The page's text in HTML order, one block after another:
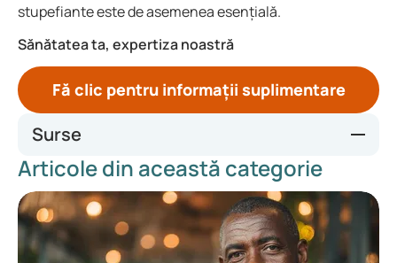
stupefiante este de asemenea esențială.
Sănătatea ta, expertiza noastră
Fă clic pentru informații suplimentare
Surse
Erectile Dysfunction: Causes, Diagnosis and Treatment: An
Update - PMC (nih.gov)
Erectile dysfunction: causes, assessment and
management options - PMC (nih.gov)
Articole din această categorie